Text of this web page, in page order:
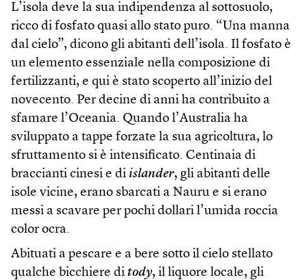
L’isola deve la sua indipendenza al sottosuolo,
ricco di fosfato quasi allo stato puro. “Una manna
dal cielo”, dicono gli abitanti dell’isola. Il fosfato è
un elemento essenziale nella composizione di
fertilizzanti, e qui è stato scoperto all’inizio del
novecento. Per decine di anni ha contribuito a
sfamare l’Oceania. Quando l’Australia ha
sviluppato a tappe forzate la sua agricoltura, lo
sfruttamento si è intensificato. Centinaia di
braccianti cinesi e di islander, gli abitanti delle
isole vicine, erano sbarcati a Nauru e si erano
messi a scavare per pochi dollari l’umida roccia
color ocra.
Abituati a pescare e a bere sotto il cielo stellato
qualche bicchiere di tody, il liquore locale, gli